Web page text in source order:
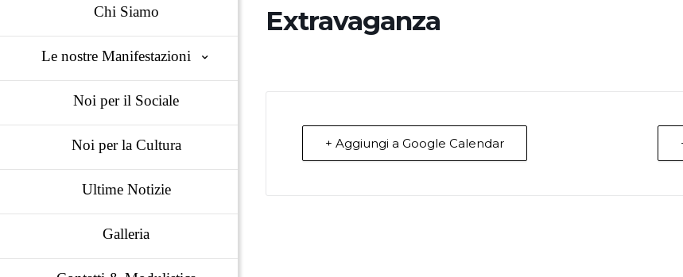
Chi Siamo
Le nostre Manifestazioni
Noi per il Sociale
Noi per la Cultura
Ultime Notizie
Galleria
Extravaganza
+ Aggiungi a Google Calendar